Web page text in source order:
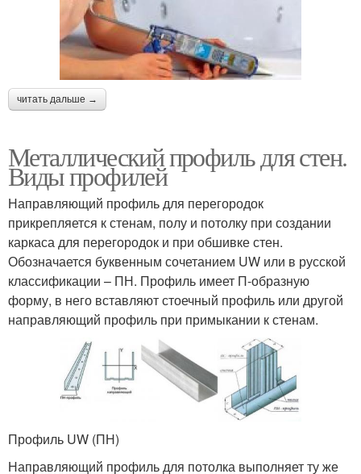
читать дальше →
Металлический профиль для стен.
Виды профилей
Направляющий профиль для перегородок
прикрепляется к стенам, полу и потолку при создании
каркаса для перегородок и при обшивке стен.
Обозначается буквенным сочетанием UW или в русской
классификации – ПН. Профиль имеет П-образную
форму, в него вставляют стоечный профиль или другой
направляющий профиль при примыкании к стенам.
Профиль UW (ПН)
Направляющий профиль для потолка выполняет ту же